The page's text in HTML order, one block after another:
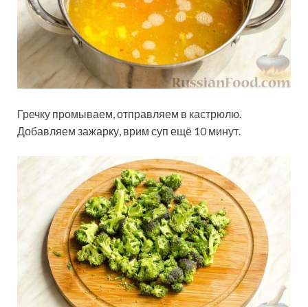
Гречку промываем, отправляем в кастрюлю.
Добавляем зажарку, врим суп ещё 10 минут.